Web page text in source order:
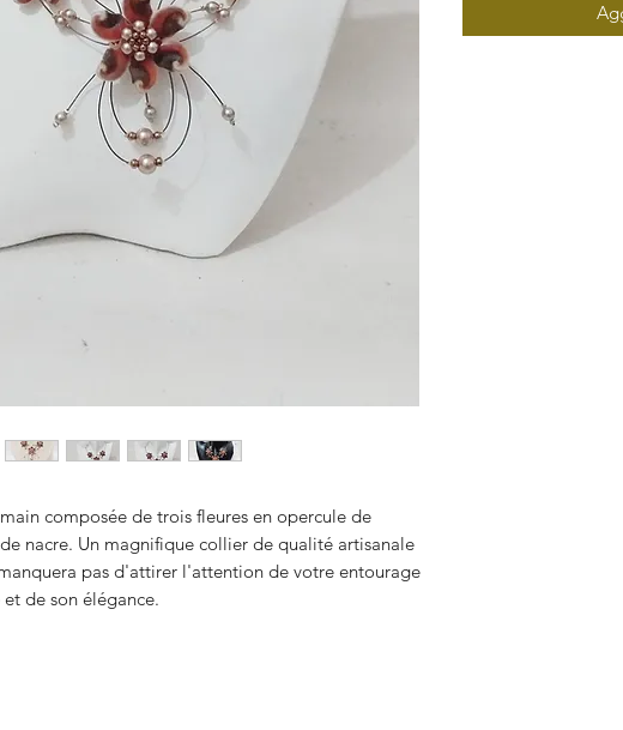
composée de trois fleures en opercule de
nacre. Un magnifique collier de qualité artisanale
pas d'attirer l'attention de votre entourage
de son élégance.